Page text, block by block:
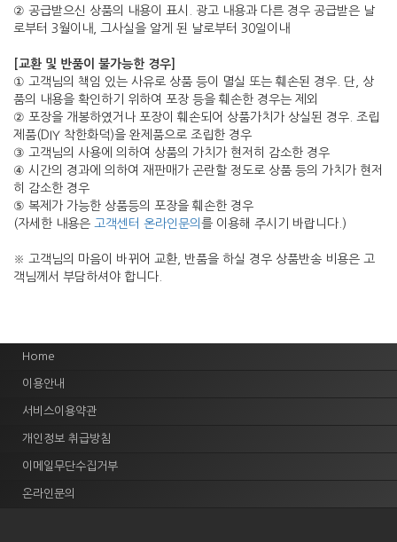
② 공급받으신 상품의 내용이 표시. 광고 내용과 다른 경우 공급받은 날
로부터 3월이내, 그사실을 알게 된 날로부터 30일이내
[교환 및 반품이 불가능한 경우]
① 고객님의 책임 있는 사유로 상품 등이 멸실 또는 훼손된 경우. 단, 상
품의 내용을 확인하기 위하여 포장 등을 훼손한 경우는 제외
② 포장을 개봉하였거나 포장이 훼손되어 상품가치가 상실된 경우. 조립
제품(DIY 착한화덕)을 완제품으로 조립한 경우
③ 고객님의 사용에 의하여 상품의 가치가 현저히 감소한 경우
④ 시간의 경과에 의하여 재판매가 곤란할 정도로 상품 등의 가치가 현저
히 감소한 경우
⑤ 복제가 가능한 상품등의 포장을 훼손한 경우
(자세한 내용은 고객센터 온라인문의 를 이용해 주시기 바랍니다.)
※ 고객님의 마음이 바뀌어 교환, 반품을 하실 경우 상품반송 비용은 고
객님께서 부담하셔야 합니다.
Home
이용안내
서비스이용약관
개인정보 취급방침
이메일무단수집거부
온라인문의